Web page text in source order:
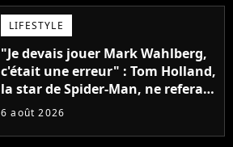
LIFESTYLE
"Je devais jouer Mark Wahlberg,
c'était une erreur" : Tom Holland,
la star de Spider-Man, ne referait
pas ce blockbuster
6 août 2026